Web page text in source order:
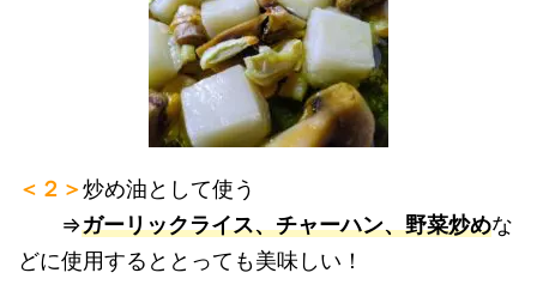
＜２＞炒め油として使う
⇒ガーリックライス、チャーハン、野菜炒めな
どに使用するととっても美味しい！